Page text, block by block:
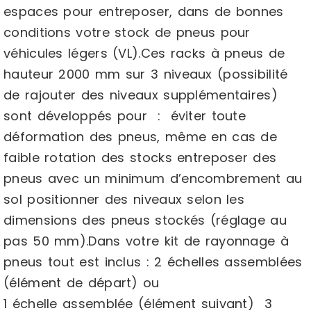
espaces pour entreposer, dans de bonnes
conditions votre stock de pneus pour
véhicules légers (VL).Ces racks à pneus de
hauteur 2000 mm sur 3 niveaux (possibilité
de rajouter des niveaux supplémentaires)
sont développés pour : éviter toute
déformation des pneus, même en cas de
faible rotation des stocks entreposer des
pneus avec un minimum d’encombrement au
sol positionner des niveaux selon les
dimensions des pneus stockés (réglage au
pas 50 mm).Dans votre kit de rayonnage à
pneus tout est inclus : 2 échelles assemblées
(élément de départ) ou
1 échelle assemblée (élément suivant) 3